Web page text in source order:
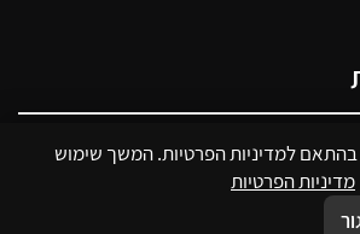
למדיניות הפרטיות. המשך שימוש
מדיניות הפרטיות